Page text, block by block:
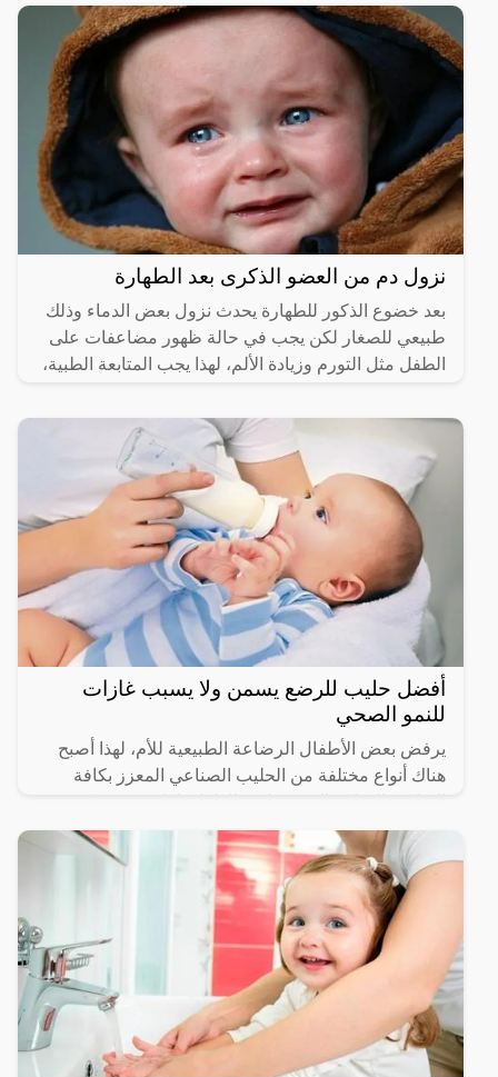
نزول دم من العضو الذكرى بعد الطهارة
بعد خضوع الذكور للطهارة يحدث نزول بعض الدماء وذلك
طبيعي للصغار لكن يجب في حالة ظهور مضاعفات على
الطفل مثل التورم وزيادة الألم، لهذا يجب المتابعة الطبية،
أفضل حليب للرضع يسمن ولا يسبب غازات
للنمو الصحي
يرفض بعض الأطفال الرضاعة الطبيعية للأم، لهذا أصبح
هناك أنواع مختلفة من الحليب الصناعي المعزز بكافة
أفضل حليب